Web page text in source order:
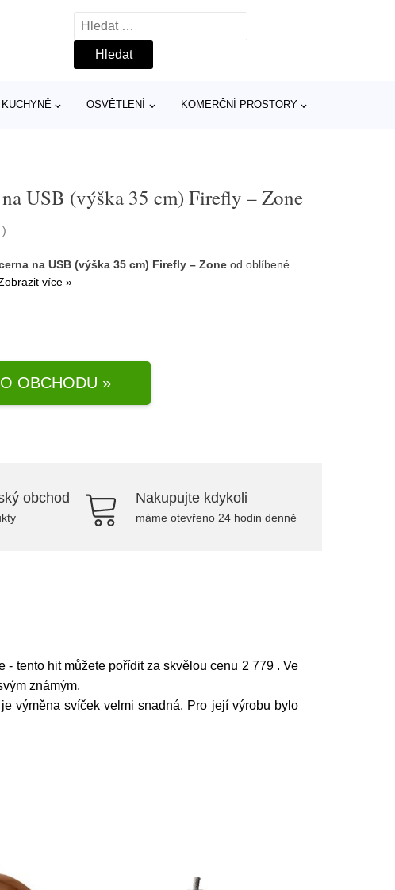
Vyhledávání
OSVĚTLENÍ KOMERČNÍ PROSTORY
USB (výška 35 cm) Firefly – Zone
)
na USB (výška 35 cm) Firefly – Zone od oblíbené
více »
OBCHODU »
obchod Nakupujte kdykoli
máme otevřeno 24 hodin denně
tento hit můžete pořídit za skvělou cenu 2 779 . Ve
známým.
výměna svíček velmi snadná. Pro její výrobu bylo